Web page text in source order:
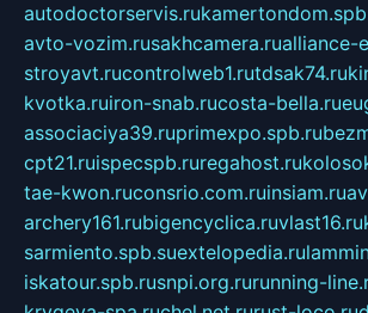
autodoctorservis.ru
avto-vozim.rusakhcamera.rualliance-
stroyavt.rucontrolweb1.rutdsak74.ru
kvotka.ruiron-snab.rucosta-bella.ru
associaciya39.ruprimexpo.spb.ru
cpt21.ruispecspb.ruregahost.ru
tae-kwon.ruconsrio.com.ruinsiam.ru
archery161.rubigencyclica.ruvlast16.ru
sarmiento.spb.suextelopedia.ru
iskatour.spb.rusnpi.org.rurunning-